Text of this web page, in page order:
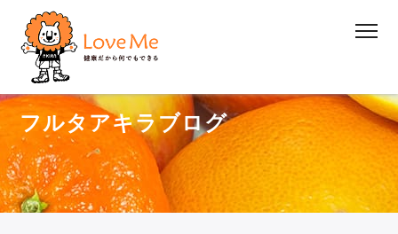
フルタアキラブログ